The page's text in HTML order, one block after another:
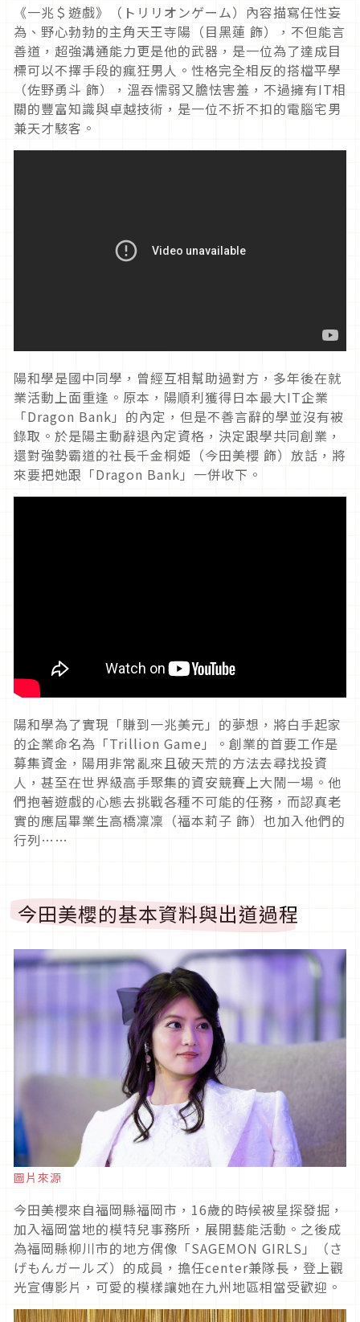
《一兆＄遊戲》（トリリオンゲーム）內容描寫任性妄
為、野心勃勃的主角天王寺陽（目黑蓮 飾），不但能言
善道，超強溝通能力更是他的武器，是一位為了達成目
標可以不擇手段的瘋狂男人。性格完全相反的搭檔平學
（佐野勇斗 飾），溫吞懦弱又膽怯害羞，不過擁有IT相
關的豐富知識與卓越技術，是一位不折不扣的電腦宅男
兼天才駭客。
陽和學是國中同學，曾經互相幫助過對方，多年後在就
業活動上面重逢。原本，陽順利獲得日本最大IT企業
「Dragon Bank 」的內定，但是不善言辭的學並沒有被
錄取。於是陽主動辭退內定資格，決定跟學共同創業，
還對強勢霸道的社長千金桐姫（今田美櫻 飾）放話，將
來要把她跟「Dragon Bank 」一併收下。
陽和學為了實現「賺到一兆美元」的夢想，將白手起家
的企業命名為「Trillion Game 」。創業的首要工作是
募集資金，陽用非常亂來且破天荒的方法去尋找投資
人，甚至在世界級高手聚集的資安競賽上大鬧一場。他
們抱著遊戲的心態去挑戰各種不可能的任務，而認真老
實的應屆畢業生高橋凜凜（福本莉子 飾）也加入他們的
行列……
今田美櫻的基本資料與出道過程
圖片來源
今田美櫻來自福岡縣福岡市， 16歲的時候被星探發掘，
加入福岡當地的模特兒事務所，展開藝能活動。之後成
為福岡縣柳川市的地方偶像「SAGEMON GIRLS 」（さ
げもんガールズ）的成員，擔任center兼隊長，登上觀
光宣傳影片，可愛的模樣讓她在九州地區相當受歡迎。